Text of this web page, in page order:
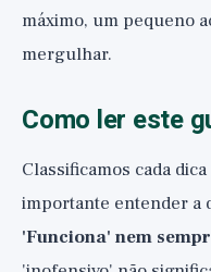
máximo, um pequeno
mergulhar.
Como ler este
Classificamos cada
importante entender a
'Funciona' nem